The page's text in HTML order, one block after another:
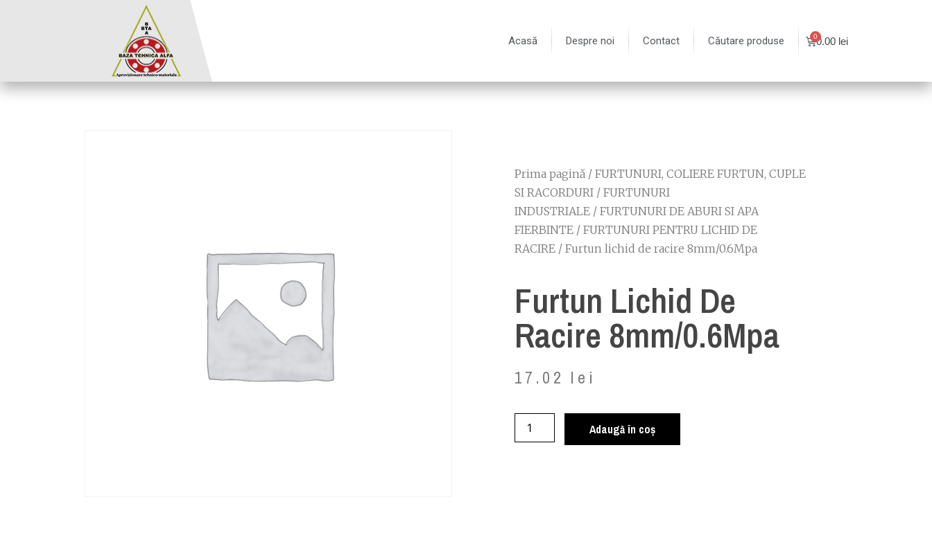
Acasă Despre noi Contact Căutare produse 0.00 lei
Prima pagină / FURTUNURI, COLIERE FURTUN, CUPLE
SI RACORDURI / FURTUNURI
INDUSTRIALE / FURTUNURI DE ABURI SI APA
FIERBINTE / FURTUNURI PENTRU LICHID DE
RACIRE / Furtun lichid de racire 8mm/0.6Mpa
Furtun Lichid De
Racire 8mm/0.6Mpa
17.02 lei
Adaugă în coș